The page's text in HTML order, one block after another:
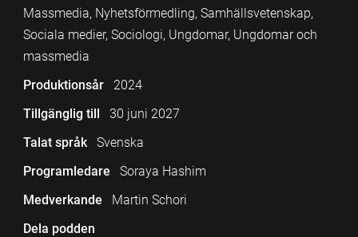
Massmedia, Nyhetsförmedling, Samhällsvetenskap,
Sociala medier, Sociologi, Ungdomar, Ungdomar och
massmedia
Produktionsår
2024
Tillgänglig till
30 juni 2027
Talat språk
Svenska
Programledare
Soraya Hashim
Medverkande
Martin Schori
Dela podden